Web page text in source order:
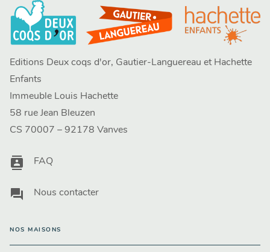
Editions Deux coqs d'or, Gautier-Languereau et Hachette
Enfants
Immeuble Louis Hachette
58 rue Jean Bleuzen
CS 70007 – 92178 Vanves
contacts FAQ
question_answer Nous contacter
NOS MAISONS